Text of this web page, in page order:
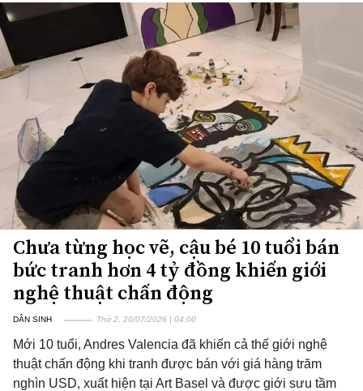
Chưa từng học vẽ, cậu bé 10 tuổi bán
bức tranh hơn 4 tỷ đồng khiến giới
nghệ thuật chấn động
DÂN SINH Thứ 2, 20/07/2026 | 04:00
Mới 10 tuổi, Andres Valencia đã khiến cả thế giới nghệ
thuật chấn động khi tranh được bán với giá hàng trăm
nghìn USD, xuất hiện tại Art Basel và được giới sưu tầm